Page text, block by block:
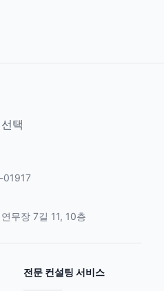
택
01917
무장 7길 11, 10층
전문 컨설팅 서비스